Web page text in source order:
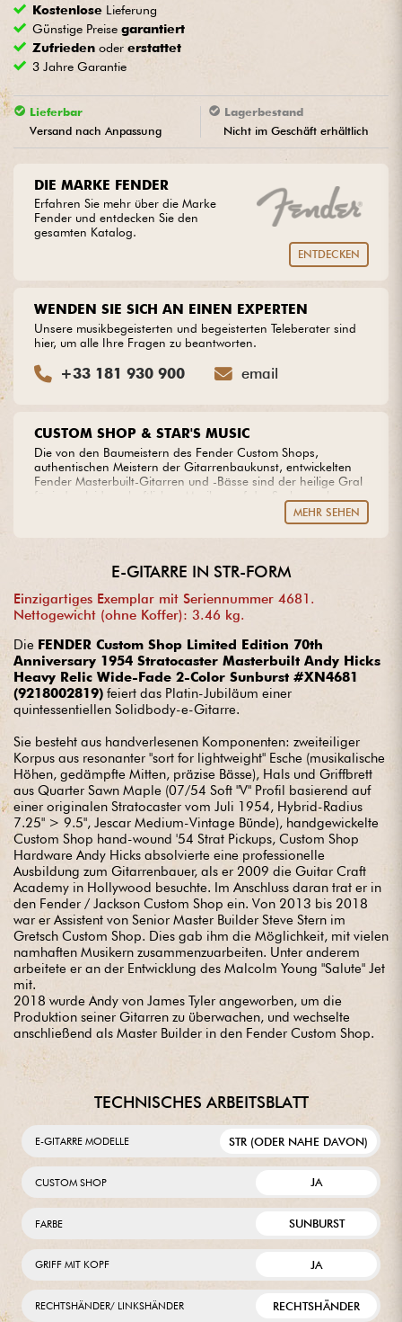
Blasinstrumente
Violinen & Quartett
Kinder
HiFi
Kostenlose Lieferung
Günstige Preisegarantiert
Zufrieden odererstattet
3 Jahre Garantie
Lieferbar
Versand nach Anpassung
Lagerbestand
Nicht im Geschäft erhältlich
DIE MARKE FENDER
Erfahren Sie mehr über die Marke
Fender und entdecken Sie den
gesamten Katalog.
ENTDECKEN
CUSTOM SHOP & STAR'S MUSIC
Die von den Baumeistern des Fender Custom Shops,
authentischen Meistern der Gitarrenbaukunst, entwickelten
Fender Masterbuilt-Gitarren und -Bässe sind der heilige Gral
für jeden leidenschaftlichen Musiker auf der Suche nach
Exzellenz. Die Baumeister werden von den größten Künstlern
wie Eric Clapton, Jeff Beck, David Gilmour, Yngwie
Instrumentenherstellungsprozesses. Von der Auswahl der
Arten und Komponenten über die auf den Millimeter genau
abgestimmte Montage bis hin zu den Endbearbeitungen, die
an ein Kunstwerk grenzen, wird ihr außergewöhnliches Know-
how den Anforderungen gerecht, die für die Praxis im
prestigeträchtigsten CustomShop erforderlich sind. Geben Sie
die Fackel weiter, um die Fender-Legende fortzusetzen! Ron
Thorn, Dale Wilson, Paul Waller, Jason Smith oder Denis
Galuszka trainierten viele Jahre lang mit den legendären und
kompromisslosen John Page, Fred Stuart, John English oder
John Suhr. Nun ist es an ihnen, das gemeinsame Fachwissen
Macnutt weiterzugeben.
MEHR SEHEN
WENDEN SIE SICH AN EINEN EXPERTEN
Unsere musikbegeisterten und begeisterten Teleberater sind
hier, um alle Ihre Fragen zu beantworten.
+33 181 930 900 email
E-GITARRE IN STR-FORM
Einzigartiges Exemplar mit Seriennummer 4681.
Nettogewicht (ohne Koffer): 3.46 kg.
Die FENDER Custom Shop Limited Edition 70th
Anniversary 1954 Stratocaster Masterbuilt Andy Hicks
Heavy Relic Wide-Fade 2-Color Sunburst #XN4681
(9218002819) feiert das Platin-Jubiläum einer
quintessentiellen Solidbody-e-Gitarre.
Sie besteht aus handverlesenen Komponenten: zweiteiliger
Korpus aus resonanter "sort for lightweight" Esche (musikalische
Höhen, gedämpfte Mitten, präzise Bässe), Hals und Griffbrett
aus Quarter Sawn Maple (07/54 Soft "V" Profil basierend auf
einer originalen Stratocaster vom Juli 1954, Hybrid-Radius
7.25" > 9.5", Jescar Medium-Vintage Bünde), handgewickelte
Custom Shop hand-wound '54 Strat Pickups, Custom Shop
Hardware Andy Hicks absolvierte eine professionelle
Ausbildung zum Gitarrenbauer, als er 2009 die Guitar Craft
Academy in Hollywood besuchte. Im Anschluss daran trat er in
den Fender / Jackson Custom Shop ein. Von 2013 bis 2018
war er Assistent von Senior Master Builder Steve Stern im
Gretsch Custom Shop. Dies gab ihm die Möglichkeit, mit vielen
namhaften Musikern zusammenzuarbeiten. Unter anderem
arbeitete er an der Entwicklung des Malcolm Young "Salute" Jet
mit.
2018 wurde Andy von James Tyler angeworben, um die
Produktion seiner Gitarren zu überwachen, und wechselte
anschließend als Master Builder in den Fender Custom Shop.
TECHNISCHES ARBEITSBLATT
E-GITARRE MODELLE STR (ODER NAHE DAVON)
CUSTOM SHOP JA
FARBE SUNBURST
GRIFF MIT KOPF JA
RECHTSHÄNDER/ LINKSHÄNDER RECHTSHÄNDER